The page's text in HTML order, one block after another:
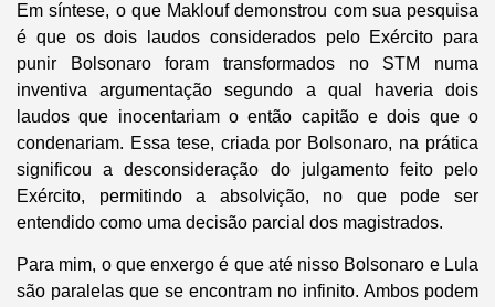
Em síntese, o que Maklouf demonstrou com sua pesquisa
é que os dois laudos considerados pelo Exército para
punir Bolsonaro foram transformados no STM numa
inventiva argumentação segundo a qual haveria dois
laudos que inocentariam o então capitão e dois que o
condenariam. Essa tese, criada por Bolsonaro, na prática
significou a desconsideração do julgamento feito pelo
Exército, permitindo a absolvição, no que pode ser
entendido como uma decisão parcial dos magistrados.
Para mim, o que enxergo é que até nisso Bolsonaro e Lula
são paralelas que se encontram no infinito. Ambos podem